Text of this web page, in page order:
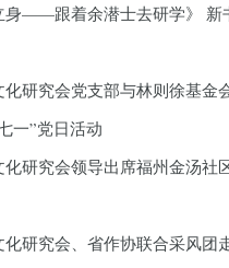
身——跟着余潜士去研学》 新
研究会党支部与林则徐基金
一”党日活动
研究会领导出席福州金汤社
研究会、省作协联合采风团